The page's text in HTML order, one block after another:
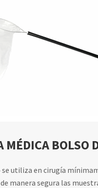
MÉDICA BOLSO
se utiliza en cirugía
manera segura las